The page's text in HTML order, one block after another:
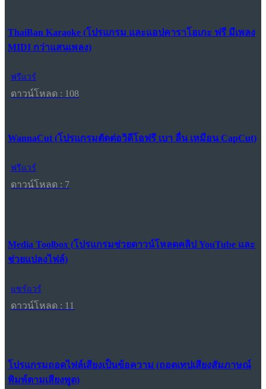
ThaiBan Karaoke (โปรแกรม และแอปคาราโอเกะ ฟรี มีเพลง
MIDI กว่าแสนเพลง)
ฟรีแวร์
ดาวน์โหลด : 108
WannaCut (โปรแกรมตัดต่อวิดีโอฟรี เบา ลื่น เหมือน CapCut)
ฟรีแวร์
ดาวน์โหลด : 7
Media Toolbox (โปรแกรมช่วยดาวน์โหลดคลิป YouTube และ
ช่วยแปลงไฟล์)
แชร์แวร์
ดาวน์โหลด : 11
โปรแกรมถอดไฟล์เสียงเป็นข้อความ (ถอดเทปเสียงสัมภาษณ์
พิมพ์ตามเสียงพูด)